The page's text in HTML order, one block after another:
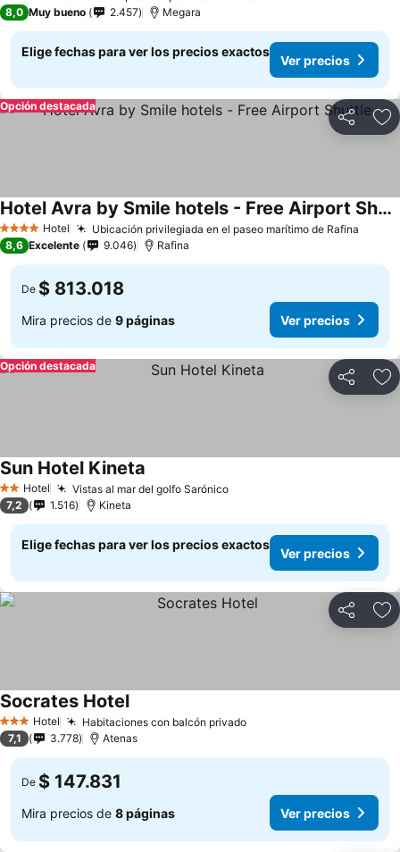
8,0 Muy bueno 2.457 Megara
Elige fechas para ver los precios exactos
Ver precios
Compartir
Opción destacada
4 EstrellasHotel Ubicación privilegiada en el paseo marítimo de Rafina
Hotel Avra by Smile hotels - Free Airport Shuttle
Ver precios
8,6 Excelente 9.046 Rafina
De $ 813.018
Mira precios de 9 páginas Ver precios
Compartir
Opción destacada
2 Estrellas
Hotel Vistas al mar del golfo SarónicoVer precios
Sun Hotel Kineta
7,2 1.516 Kineta
Elige fechas para ver los precios exactos
Ver precios
Compartir
3 Estrellas
Hotel Habitaciones con balcón privadoVer precios
Socrates HotelVer precios
7,1 3.778 Atenas
De $ 147.831
Mira precios de 8 páginas Ver precios